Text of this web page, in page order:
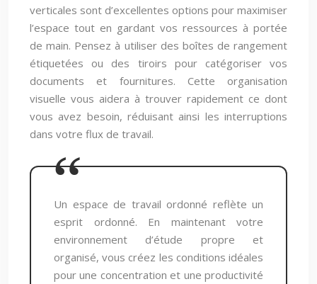
verticales sont d’excellentes options pour maximiser
l’espace tout en gardant vos ressources à portée
de main. Pensez à utiliser des boîtes de rangement
étiquetées ou des tiroirs pour catégoriser vos
documents et fournitures. Cette organisation
visuelle vous aidera à trouver rapidement ce dont
vous avez besoin, réduisant ainsi les interruptions
dans votre flux de travail.
Un espace de travail ordonné reflète un
esprit ordonné. En maintenant votre
environnement d’étude propre et
organisé, vous créez les conditions idéales
pour une concentration et une productivité